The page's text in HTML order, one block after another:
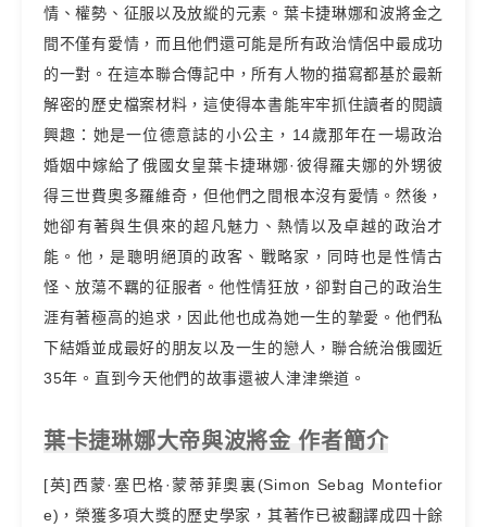
情、權勢、征服以及放縱的元素。葉卡捷琳娜和波將金之
間不僅有愛情，而且他們還可能是所有政治情侶中最成功
的一對。在這本聯合傳記中，所有人物的描寫都基於最新
解密的歷史檔案材料，這使得本書能牢牢抓住讀者的閱讀
興趣：她是一位德意誌的小公主，14歲那年在一場政治
婚姻中嫁給了俄國女皇葉卡捷琳娜·彼得羅夫娜的外甥彼
得三世費奧多羅維奇，但他們之間根本沒有愛情。然後，
她卻有著與生俱來的超凡魅力、熱情以及卓越的政治才
能。他，是聰明絕頂的政客、戰略家，同時也是性情古
怪、放蕩不羈的征服者。他性情狂放，卻對自己的政治生
涯有著極高的追求，因此他也成為她一生的摯愛。他們私
下結婚並成最好的朋友以及一生的戀人，聯合統治俄國近
35年。直到今天他們的故事還被人津津樂道。
葉卡捷琳娜大帝與波將金 作者簡介
[英]西蒙·塞巴格·蒙蒂菲奧裏(Simon Sebag Montefior
e)，榮獲多項大獎的歷史學家，其著作已被翻譯成四十餘